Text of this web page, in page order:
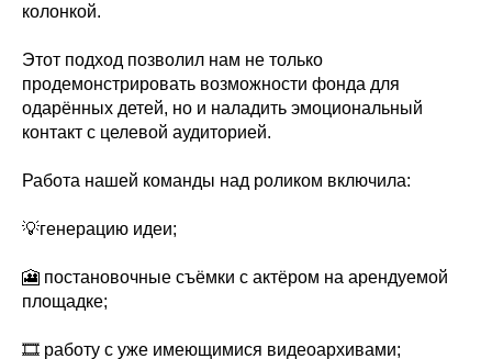
колонкой.
Этот подход позволил нам не только
продемонстрировать возможности фонда для
одарённых детей, но и наладить эмоциональный
контакт с целевой аудиторией.
Работа нашей команды над роликом включила:
💡генерацию идеи;
🎦 постановочные съёмки с актёром на арендуемой
площадке;
🎞 работу с уже имеющимися видеоархивами;